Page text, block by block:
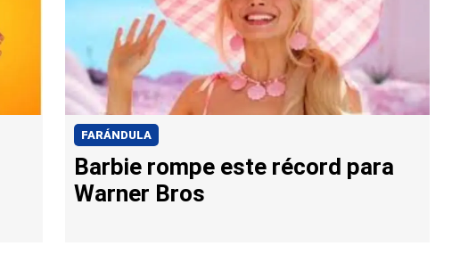
FARÁNDULA
Barbie rompe este récord para
Warner Bros